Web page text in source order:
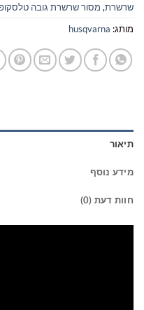
שרשרת,מסור שרשרת גובה טלסקופי
מותג:husqvarna
תיאור
מידע נוסף
חוות דעת (0)